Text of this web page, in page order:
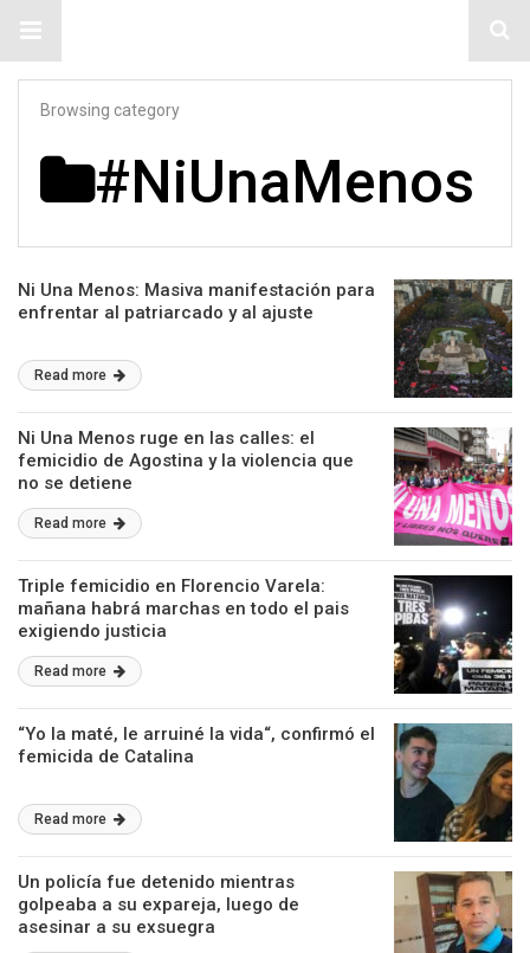
Browsing category
#NiUnaMenos
Ni Una Menos: Masiva manifestación para
enfrentar al patriarcado y al ajuste
Read more
Ni Una Menos ruge en las calles: el
femicidio de Agostina y la violencia que
no se detiene
Read more
Triple femicidio en Florencio Varela:
mañana habrá marchas en todo el pais
exigiendo justicia
Read more
“Yo la maté, le arruiné la vida“, confirmó el
femicida de Catalina
Read more
Un policía fue detenido mientras
golpeaba a su expareja, luego de
asesinar a su exsuegra